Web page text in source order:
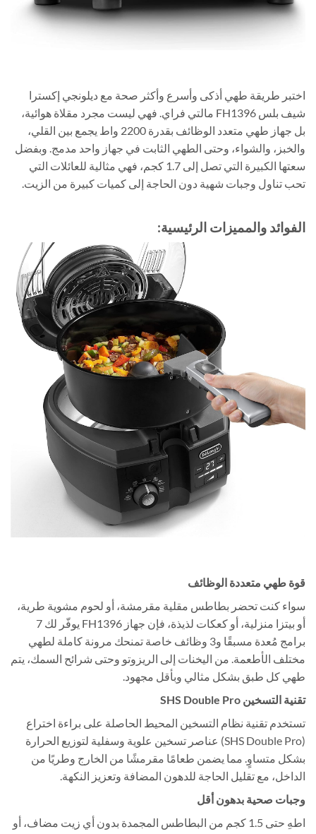
اختبر طريقة طهي أذكى وأسرع وأكثر صحة مع ديلونجي إكسترا
شيف بلس FH1396 مالتي فراي. فهي ليست مجرد مقلاة هوائية،
بل جهاز طهي متعدد الوظائف بقدرة 2200 واط يجمع بين القلي،
والخبز، والشواء، وحتى الطهي الثابت في جهاز واحد مدمج. وبفضل
سعتها الكبيرة التي تصل إلى 1.7 كجم، فهي مثالية للعائلات التي
تحب تناول وجبات شهية دون الحاجة إلى كميات كبيرة من الزيت.
الفوائد والمميزات الرئيسية:
قوة طهي متعددة الوظائف
سواء كنت تحضر بطاطس مقلية مقرمشة، أو لحوم مشوية طرية،
أو بيتزا منزلية، أو كعكات لذيذة، فإن جهاز FH1396 يوفّر لك 7
برامج مُعدة مسبقًا و3 وظائف خاصة تمنحك مرونة كاملة لطهي
مختلف الأطعمة. من اليخنات إلى الريزوتو وحتى شرائح السمك، يتم
طهي كل طبق بشكل مثالي وبأقل مجهود.
تقنية التسخين SHS Double Pro
تستخدم تقنية نظام التسخين المحيط الحاصلة على براءة اختراع
(SHS Double Pro) عناصر تسخين علوية وسفلية لتوزيع الحرارة
بشكل متساوٍ. مما يضمن طعامًا مقرمشًا من الخارج وطريًا من
الداخل، مع تقليل الحاجة للدهون المضافة وتعزيز النكهة.
وجبات صحية بدهون أقل
اطهِ حتى 1.5 كجم من البطاطس المجمدة بدون أي زيت مضاف، أو